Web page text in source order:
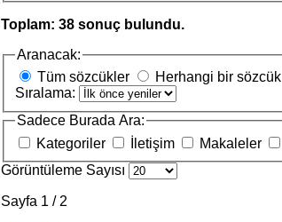
Toplam: 38 sonuç bulundu.
Aranacak:
Tüm sözcükler
Herhangi bir sözcük
Sıralama:
Sadece Burada Ara:
Kategoriler
İletişim Makaleler
Görüntüleme Sayısı
Sayfa 1 / 2